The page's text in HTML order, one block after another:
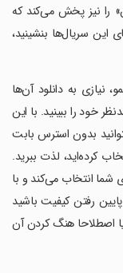
را نیز پخش می‌کند که
این سریال‌ها بنشینید،
نیازی به دانلود آن‌ها
خود را ببینید. با این
بدون استرس بابت
کرده‌اید،‌ لذت ببرید.
شما انتخاب می‌کند و با
رفتن کیفیت باشید
اصطلاحا هنگ کردن آن